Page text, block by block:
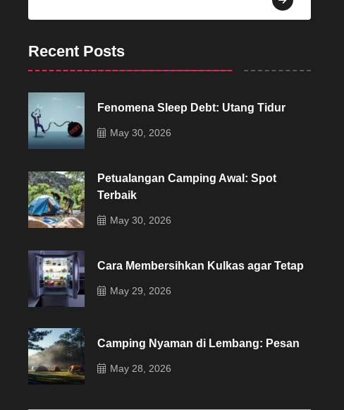
Recent Posts
Fenomena Sleep Debt: Utang Tidur
May 30, 2026
Petualangan Camping Awal: Spot
Terbaik
May 30, 2026
Cara Membersihkan Kulkas agar Tetap
May 29, 2026
Camping Nyaman di Lembang: Pesan
May 28, 2026